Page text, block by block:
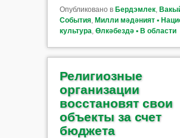
Опубликовано в Бердэмлек,
События, Милли мәдәният ▪
культура Өлкәбездә ▪ В области
Религиозные
организации
восстановят свои
объекты за счет
бюджета